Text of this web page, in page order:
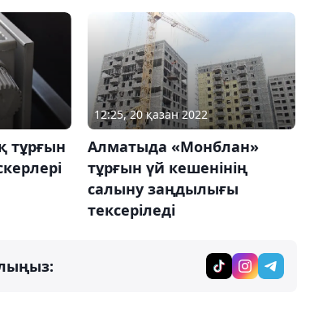
тұрғын
12:25, 20 қазан 2022
Алматыда «Монблан»
тұрғын үй кешенінің
салыну заңдылығы
тексеріледі